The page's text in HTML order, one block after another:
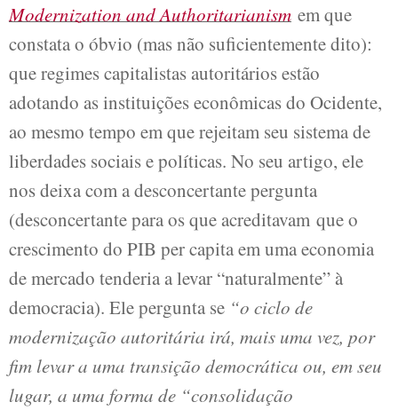
Modernization and Authoritarianism em que
constata o óbvio (mas não suficientemente dito):
que regimes capitalistas autoritários estão
adotando as instituições econômicas do Ocidente,
ao mesmo tempo em que rejeitam seu sistema de
liberdades sociais e políticas. No seu artigo, ele
nos deixa com a desconcertante pergunta
(desconcertante para os que acreditavam que o
crescimento do PIB per capita em uma economia
de mercado tenderia a levar “naturalmente” à
democracia). Ele pergunta se “o ciclo de
modernização autoritária irá, mais uma vez, por
fim levar a uma transição democrática ou, em seu
lugar, a uma forma de “consolidação